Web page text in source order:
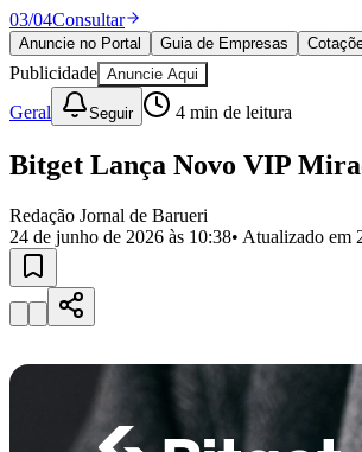
Política
Eleições
Esportes
Saúde
Segurança
Cultura
Obras
Educação
Bairros de Barueri
Selecione sua região
AldeiaAldeia da Serra
Cristina
Jardim Maria Helena
Osasco Parque
Vila
Para Sua Empresa
03/04Consultar
Anuncie no Portal Guia de Empresas
Publicidade Anuncie Aqui
Geral Seguir 4 min de leitura
Bitget Lança Novo VIP
Redação Jornal de Barueri
24 de junho de 2026 às 10:38• Atualizado em